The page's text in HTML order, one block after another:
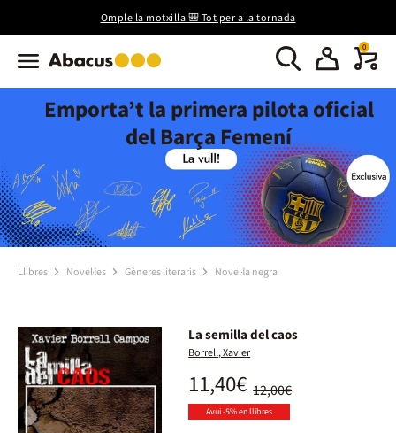
Omple la motxilla 🎒 Tot per a la tornada
0
Emporta’t la primera pilota oficial
del Barça Femení
Llibres Novel·les Gèneres literaris Novel·la negra
La semilla del caos
Borrell, Xavier
12,00€
11,40€
Avui -5% en llibres